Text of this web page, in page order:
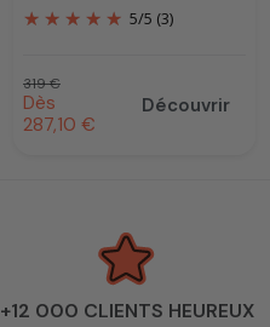
5/5 (3)
Prix habituel
319 €
Prix promotionnel
Dès
287,10 €
Découvrir
+12 000 CLIENTS HEUREUX